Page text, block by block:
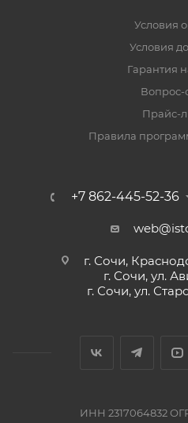
Условия
Условия
Гарантия
Вопрос-
Прайс-
Правила
+7 862-445-52-36
г. Сочи,
г. Сочи, ул.
г. Сочи, ул.
ИНН 2317064832